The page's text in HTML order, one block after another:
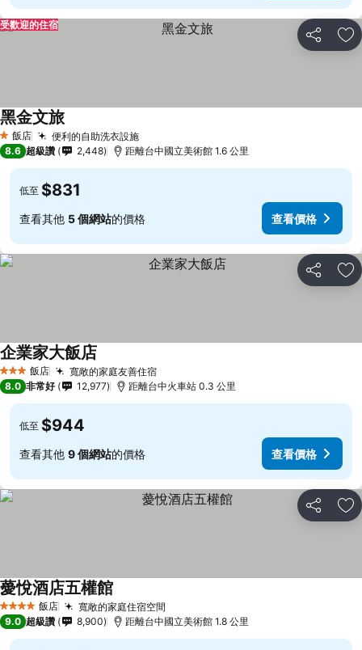
分享 加
受歡迎的住宿
1 星級
飯店 便利的自助洗衣設施查看價格
黑金文旅查看價格
8.6 超級讚 2,448 距離台中國立美術館 1.6 公里
低至 $831
查看其他 5 個網站的價格 查看價格
分享 加
3 星級 飯店 寬敞的家庭友善住宿查看價格
企業家大飯店
8.0 非常好 12,977 距離台中火車站 0.3 公里
低至 $944
查看其他 9 個網站的價格 查看價格
分享 加
4 星級 飯店 寬敞的家庭住宿空間
薆悅酒店五權館
9.0 超級讚 8,900 距離台中國立美術館 1.8 公里